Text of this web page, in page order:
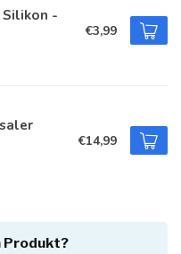
-
€3,99
€14,99
Produkt?